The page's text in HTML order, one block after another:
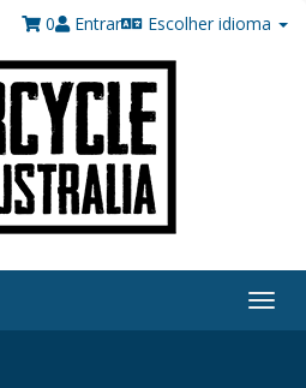
Escolher idioma
Entrar
0